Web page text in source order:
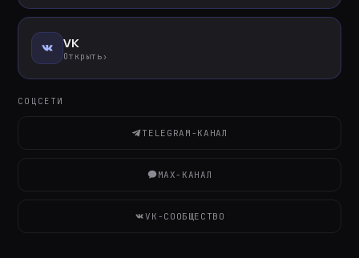
VK
Открыть ›
СОЦСЕТИ
TELEGRAM-КАНАЛ
MAX-КАНАЛ
VK-СООБЩЕСТВО